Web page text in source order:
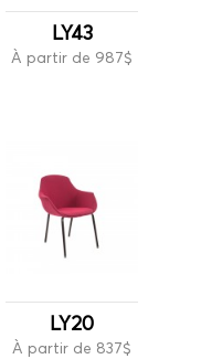
LY43
À partir de 987$
LY20
À partir de 837$